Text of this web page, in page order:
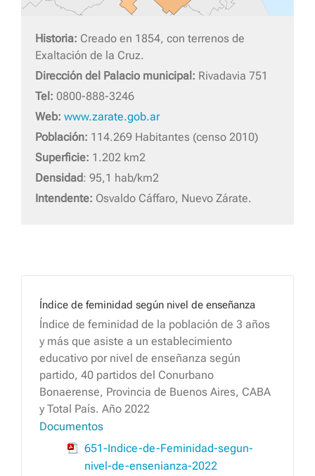
Historia: Creado en 1854, con terrenos de
Exaltación de la Cruz.
Dirección del Palacio municipal: Rivadavia 751
Tel: 0800-888-3246
Web: www.zarate.gob.ar
Población: 114.269 Habitantes (censo 2010)
Superficie: 1.202 km2
Densidad: 95,1 hab/km2
Intendente: Osvaldo Cáffaro, Nuevo Zárate.
Índice de feminidad según nivel de enseñanza
Índice de feminidad de la población de 3 años
y más que asiste a un establecimiento
educativo por nivel de enseñanza según
partido, 40 partidos del Conurbano
Bonaerense, Provincia de Buenos Aires, CABA
y Total País. Año 2022
Documentos
651-Indice-de-Feminidad-segun-
nivel-de-ensenianza-2022